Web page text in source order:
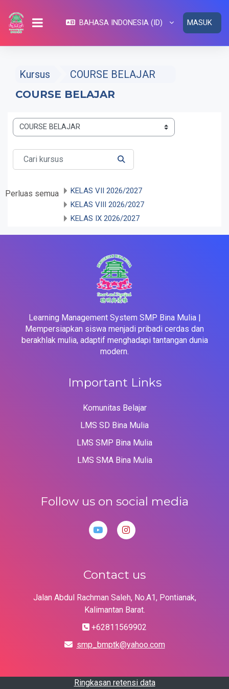
BAHASA INDONESIA ‎(ID)‎ MASUK
Kursus
COURSE BELAJAR
COURSE BELAJAR
Kategori kursus
Cari kursus
CARI KURSUS
Perluas semua
KELAS VII 2026/2027
KELAS VIII 2026/2027
KELAS IX 2026/2027
Learning Management System SMP Bina Mulia |
Mempersiapkan siswa menjadi pribadi cerdas dan
berakhlak mulia, adaptif menghadapi tantangan dunia
modern.
Important Links
Komunitas Belajar
LMS SD Bina Mulia
LMS SMP Bina Mulia
LMS SMA Bina Mulia
Follow us on social media
Contact us
Jalan Abdul Rachman Saleh, No.A1, Pontianak,
Kalimantan Barat.
+62811569902
smp_bmptk@yahoo.com
Ringkasan retensi data